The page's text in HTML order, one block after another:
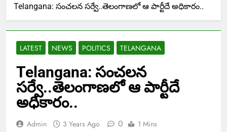
Telangana: సంచలన సర్వే..తెలంగాణలో ఆ పార్టీదే అధికారం..
LATEST NEWS POLITICS TELANGANA
Telangana: సంచలన
సర్వే..తెలంగాణలో ఆ పార్టీదే
అధికారం..
Admin 3 Years Ago 0 1 Mins